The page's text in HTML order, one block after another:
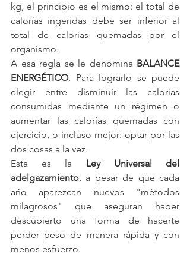
kg, el principio es el mismo: el total de
calorías ingeridas debe ser inferior al
total de calorías quemadas por el
organismo.
A esa regla se le denomina BALANCE
ENERGÉTICO. Para lograrlo se puede
elegir entre disminuir las calorías
consumidas mediante un régimen o
aumentar las calorías quemadas con
ejercicio, o incluso mejor: optar por las
dos cosas a la vez.
Esta es la Ley Universal del
adelgazamiento, a pesar de que cada
año aparezcan nuevos "métodos
milagrosos" que aseguran haber
descubierto una forma de hacerte
perder peso de manera rápida y con
menos esfuerzo.